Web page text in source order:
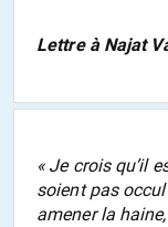
Lettre à Najat
« Je crois qu’il
soient pas
amener la